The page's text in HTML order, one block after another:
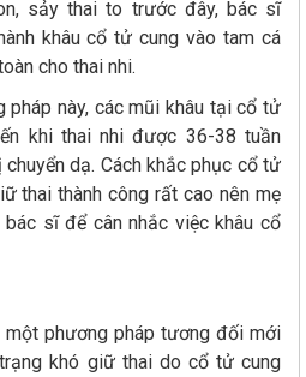
sảy thai to trước đây, bác sĩ
khâu cổ tử cung vào tam cá
cho thai nhi.
pháp này, các mũi khâu tại cổ tử
khi thai nhi được 36-38 tuần
dạ. Cách khắc phục cổ tử
thai thành công rất cao nên mẹ
sĩ để cân nhắc việc khâu cổ
phương pháp tương đối mới
khó giữ thai do cổ tử cung